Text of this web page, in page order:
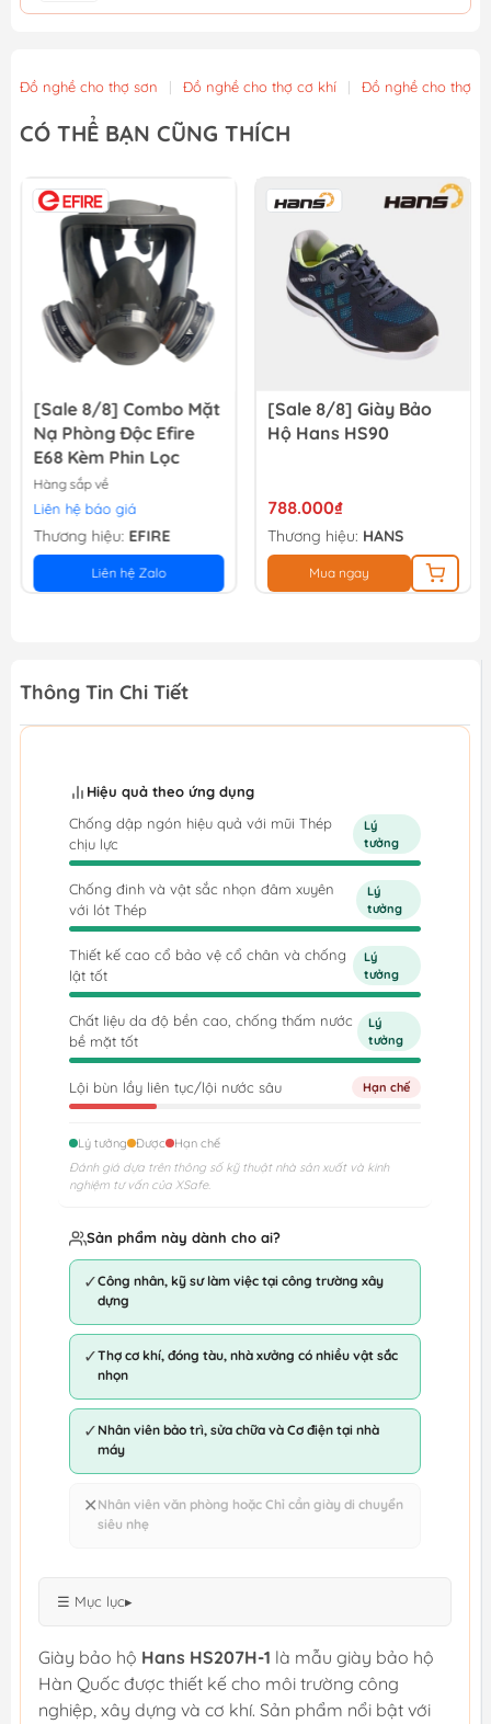
Găng tay phủ PU in hình XL WadFow WPG1802
12.600₫
Găng tay Nitri XL WadFow WGV2801
13.500₫ 15.000₫
Đồ nghề cho thợ sơn | Đồ nghề cho thợ cơ khí | Đồ nghề cho thợ
CÓ THỂ BẠN CŨNG THÍCH
[Sale 8/8] Combo Mặt
Nạ Phòng Độc Efire
E68 Kèm Phin Lọc
Hàng sắp về
Liên hệ báo giá
Thương hiệu: EFIRE
Liên hệ Zalo
[Sale 8/8] Giày Bảo
Hộ Hans HS90
788.000₫
Thương hiệu: HANS
Mua ngay
Thông Tin Chi Tiết
Hiệu quả theo ứng dụng
Chống dập ngón hiệu quả với mũi Thép
chịu lực
Lý
tưởng
Chống đinh và vật sắc nhọn đâm xuyên
với lót Thép
Lý
tưởng
Thiết kế cao cổ bảo vệ cổ chân và chống
lật tốt
Lý
tưởng
Chất liệu da độ bền cao, chống thấm nước
bề mặt tốt
Lý
tưởng
Lội bùn lầy liên tục/lội nước sâu Hạn chế
Lý tưởng Được
Hạn chế
Đánh giá dựa trên thông số kỹ thuật nhà sản xuất và kinh
nghiệm tư vấn của XSafe.
Sản phẩm này dành cho ai?
✓Công nhân, kỹ sư làm việc tại công trường xây
dựng
✓Thợ cơ khí, đóng tàu, nhà xưởng có nhiều vật sắc
nhọn
✓ Nhân viên bảo trì, sửa chữa và Cơ điện tại nhà
máy
✕ Nhân viên văn phòng hoặc Chỉ cần giày di chuyển
siêu nhẹ
☰ Mục lục▸
Giày bảo hộ Hans HS207H-1 là mẫu giày bảo hộ
Hàn Quốc được thiết kế cho môi trường công
nghiệp, xây dựng và cơ khí. Sản phẩm nổi bật với